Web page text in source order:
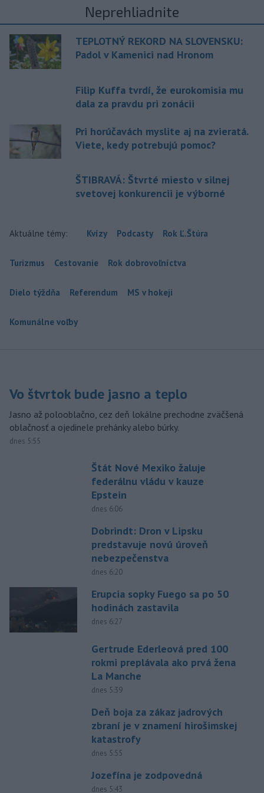
Neprehliadnite
TEPLOTNÝ REKORD NA SLOVENSKU:
Padol v Kamenici nad Hronom
Filip Kuffa tvrdí, že eurokomisia mu
dala za pravdu pri zonácii
Pri horúčavách myslite aj na zvieratá.
Viete, kedy potrebujú pomoc?
ŠTIBRAVÁ: Štvrté miesto v silnej
svetovej konkurencii je výborné
Aktuálne témy: Kvízy Podcasty Rok Ľ.Štúra
Turizmus Cestovanie Rok dobrovoľníctva
Dielo týždňa Referendum MS v hokeji
Komunálne voľby
Vo štvrtok bude jasno a teplo
Jasno až polooblačno, cez deň lokálne prechodne zväčšená
oblačnosť a ojedinele prehánky alebo búrky.
dnes 5:55
Štát Nové Mexiko žaluje
federálnu vládu v kauze
Epstein
dnes 6:06
Dobrindt: Dron v Lipsku
predstavuje novú úroveň
nebezpečenstva
dnes 6:20
Erupcia sopky Fuego sa po 50
hodinách zastavila
dnes 6:27
Gertrude Ederleová pred 100
rokmi preplávala ako prvá žena
La Manche
dnes 5:39
Deň boja za zákaz jadrových
zbraní je v znamení hirošimskej
katastrofy
dnes 5:55
Jozefína je zodpovedná
dnes 5:43